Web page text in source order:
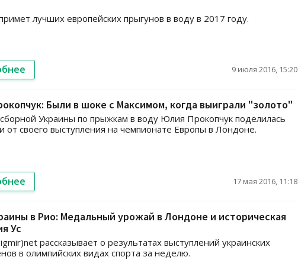
лучших европейских прыгунов в воду в 2017 году.
9 июля 2016, 15:20
Были в шоке с Максимом, когда выиграли "золото"
Украины по прыжкам в воду Юлия Прокопчук поделилась
от своего выступления на чемпионате Европы в Лондоне.
17 мая 2016, 11:18
в Рио: Медальный урожай в Лондоне и историческая
Ус
рассказывает о результатах выступлений украинских
в олимпийских видах спорта за неделю.